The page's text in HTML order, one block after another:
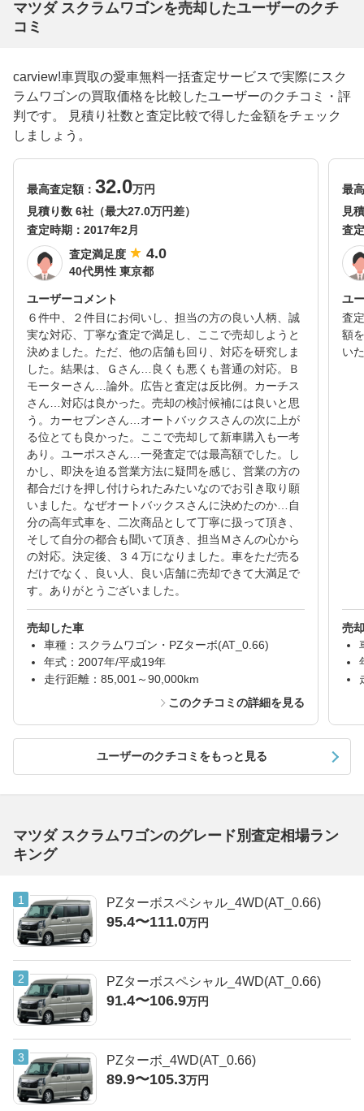
マツダ スクラムワゴンを売却したユーザーのクチ
コミ
carview!車買取の愛車無料一括査定サービスで実際にスク
ラムワゴンの買取価格を比較したユーザーのクチコミ・評
判です。 見積り社数と査定比較で得した金額をチェック
しましょう。
最高査定額： 32.0万円
見積り数 6社（最大27.0万円差）
査定時期： 2017年2月
査定満足度
4.0
40代男性 東京都
ユーザーコメント
６件中、２件目にお伺いし、担当の方の良い人柄、誠
実な対応、丁寧な査定で満足し、ここで売却しようと
決めました。ただ、他の店舗も回り、対応を研究しま
した。結果は、Ｇさん…良くも悪くも普通の対応。Ｂ
モーターさん…論外。広告と査定は反比例。カーチス
さん…対応は良かった。売却の検討候補には良いと思
う。カーセブンさん…オートバックスさんの次に上が
る位とても良かった。ここで売却して新車購入も一考
あり。ユーポスさん…一発査定では最高額でした。し
かし、即決を迫る営業方法に疑問を感じ、営業の方の
都合だけを押し付けられたみたいなのでお引き取り願
いました。なぜオートバックスさんに決めたのか…自
分の高年式車を、二次商品として丁寧に扱って頂き、
そして自分の都合も聞いて頂き、担当Ｍさんの心から
の対応。決定後、３４万になりました。車をただ売る
だけでなく、良い人、良い店舗に売却できて大満足で
す。ありがとうございました。
売却した車
車種：スクラムワゴン・PZターボ(AT_0.66)
年式：2007年/平成19年
走行距離：85,001～90,000km
このクチコミの詳細を見る
最
見
査
ユ
査
額
い
売
ユーザーのクチコミをもっと見る
マツダ スクラムワゴンのグレード別査定相場ラン
キング
PZターボスペシャル_4WD(AT_0.66)
95.4〜111.0万円
PZターボスペシャル_4WD(AT_0.66)
91.4〜106.9万円
PZターボ_4WD(AT_0.66)
89.9〜105.3万円